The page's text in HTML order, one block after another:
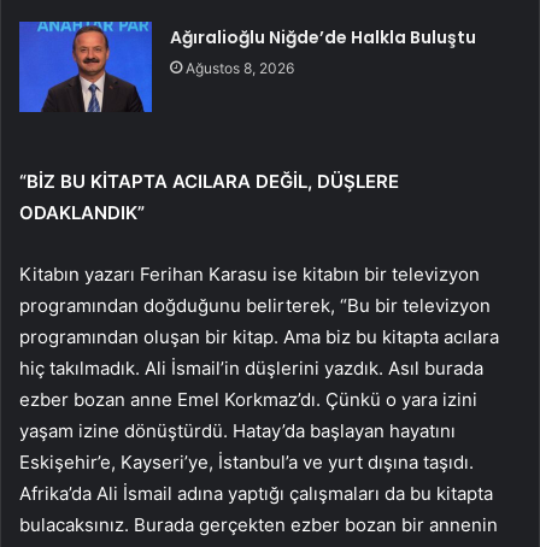
Ağıralioğlu Niğde’de Halkla Buluştu
Ağustos 8, 2026
“BİZ BU KİTAPTA ACILARA DEĞİL, DÜŞLERE
ODAKLANDIK”
Kitabın yazarı Ferihan Karasu ise kitabın bir televizyon
programından doğduğunu belirterek, “Bu bir televizyon
programından oluşan bir kitap. Ama biz bu kitapta acılara
hiç takılmadık. Ali İsmail’in düşlerini yazdık. Asıl burada
ezber bozan anne Emel Korkmaz’dı. Çünkü o yara izini
yaşam izine dönüştürdü. Hatay’da başlayan hayatını
Eskişehir’e, Kayseri’ye, İstanbul’a ve yurt dışına taşıdı.
Afrika’da Ali İsmail adına yaptığı çalışmaları da bu kitapta
bulacaksınız. Burada gerçekten ezber bozan bir annenin